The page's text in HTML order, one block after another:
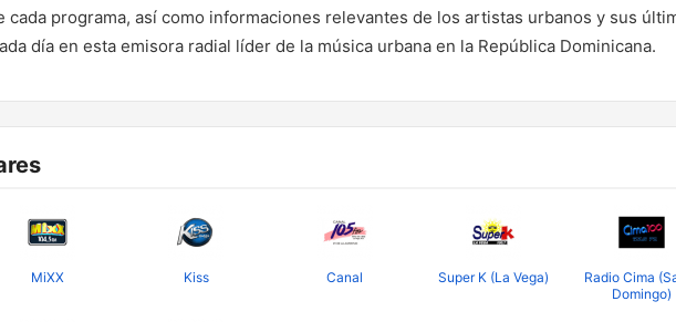
programa, así como informaciones relevantes de los artistas urbanos y sus
día en esta emisora radial líder de la música urbana en la República Dominicana.
MiXX Kiss Canal Super K (La Vega)
Radio Cima
Domingo)